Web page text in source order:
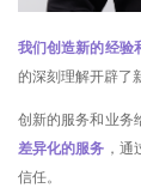
我们创造新的经验
的深刻理解开辟了
创新的服务和业务
差异化的服务 ，
信任。